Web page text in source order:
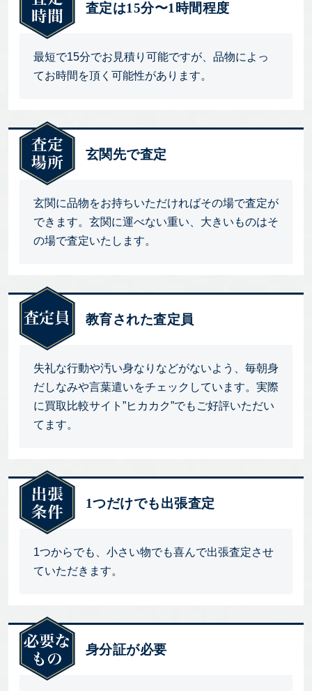
査定は15分〜1時間程度
最短で15分でお見積り可能ですが、品物によっ
てお時間を頂く可能性があります。
玄関先で査定
玄関に品物をお持ちいただければその場で査定が
できます。玄関に運べない重い、大きいものはそ
の場で査定いたします。
教育された査定員
失礼な行動や汚い身なりなどがないよう、毎朝身
だしなみや言葉遣いをチェックしています。実際
に買取比較サイト”ヒカカク”でもご好評いただい
てます。
1つだけでも出張査定
1つからでも、小さい物でも喜んで出張査定させ
ていただきます。
身分証が必要